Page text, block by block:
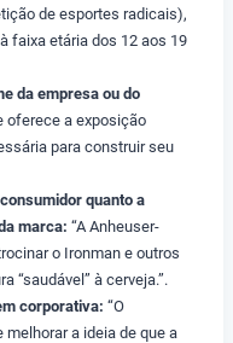
de esportes radicais),
faixa etária dos 12 aos 19
da empresa ou do
oferece a exposição
para construir seu
quanto a
marca: “A Anheuser-
o Ironman e outros
“saudável” à cerveja.”.
corporativa: “O
a ideia de que a